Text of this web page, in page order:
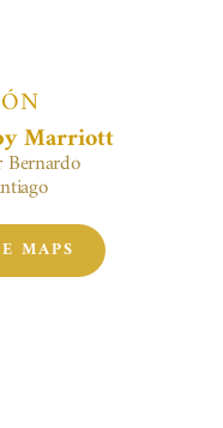
Marriott
Bernardo
MAPS